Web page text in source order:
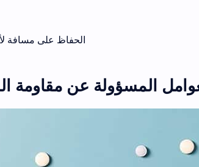
الحفاظ على مسافة
المسؤولة عن مقاومة